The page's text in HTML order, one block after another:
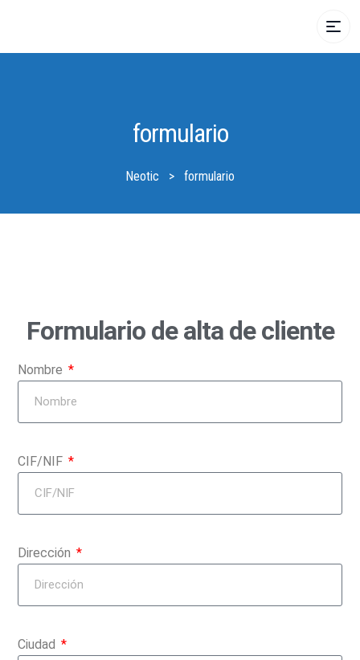
formulario
Neotic > formulario
Formulario de alta de cliente
Nombre
CIF/NIF
Dirección
Ciudad